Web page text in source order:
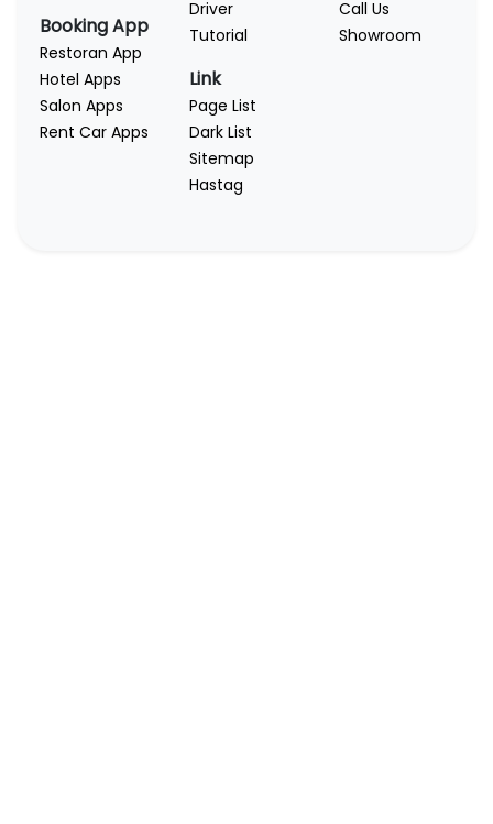
Booking App
Restoran App
Hotel Apps
Salon Apps
Rent Car Apps
Driver
Tutorial
Link
Page List
Dark List
Sitemap
Hastag
Call Us
Showroom